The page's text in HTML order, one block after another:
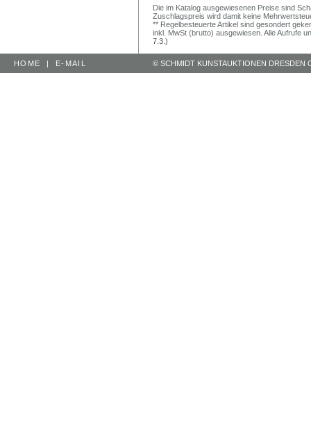
Die im Katalog ausgewiesenen Preise sind
Zuschlagspreis wird damit keine
** Regelbesteuerte Artikel sind gesondert
inkl. MwSt (brutto) ausgewiesen. Alle Aufrufe
7.3.)
HOME | E-MAIL © SCHMIDT KUNSTAUKTIONEN DRESDEN